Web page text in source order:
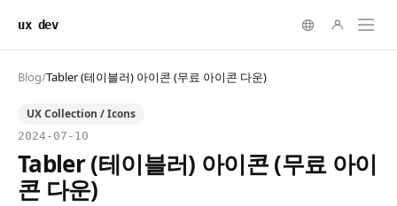
ux dev
Blog/Tabler (테이블러) 아이콘 (무료 아이콘 다운)
UX Collection / Icons
2024-07-10
Tabler (테이블러) 아이콘 (무료 아이
콘 다운)